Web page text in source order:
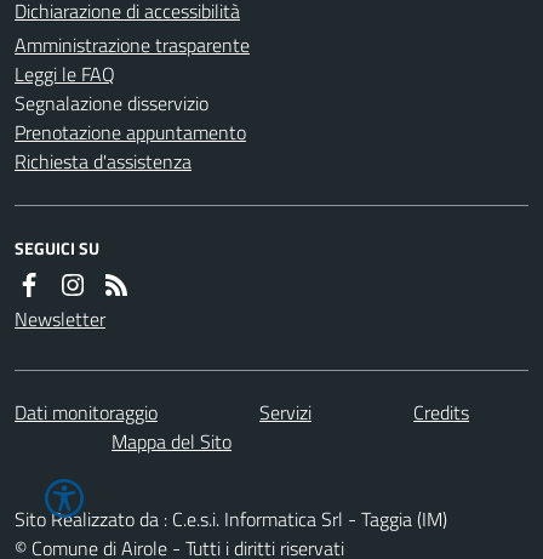
Dichiarazione di accessibilità
Amministrazione trasparente
Leggi le FAQ
Segnalazione disservizio
Prenotazione appuntamento
Richiesta d'assistenza
SEGUICI SU
Newsletter
Dati monitoraggio Servizi
Credits
Mappa del Sito
Sito Realizzato da : C.e.s.i. Informatica Srl - Taggia (IM)
© Comune di Airole - Tutti i diritti riservati